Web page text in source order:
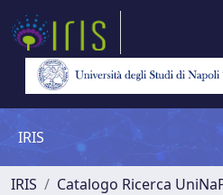
IRIS
IRIS
Catalogo Ricerca